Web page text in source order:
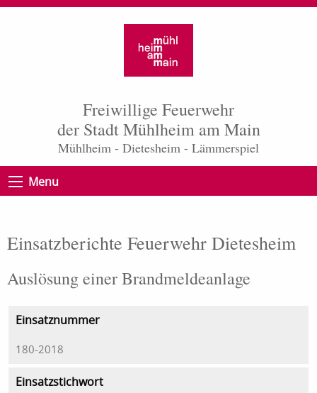
Freiwillige Feuerwehr
der Stadt Mühlheim am Main
Mühlheim - Dietesheim - Lämmerspiel
Menu
Einsatzberichte Feuerwehr Dietesheim
Auslösung einer Brandmeldeanlage
Einsatznummer
180-2018
Einsatzstichwort